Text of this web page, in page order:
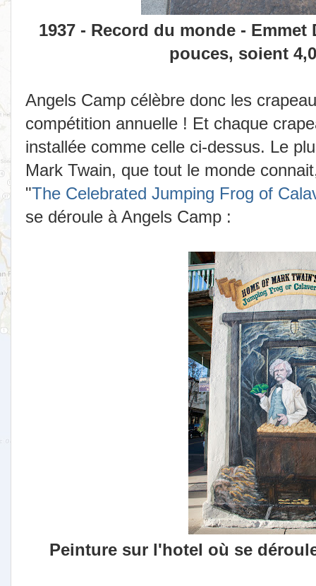
1937 - Record du monde -
pouces, soient
Angels Camp célèbre donc les
compétition annuelle ! Et chaque
installée comme celle ci-dessus. Le
Mark Twain, que tout le monde
"The Celebrated Jumping Frog of
se déroule à Angels Camp :
Peinture sur l'hotel où se